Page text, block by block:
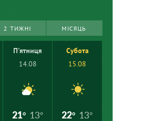
2 ТИЖНІ МІСЯЦЬ
П'ятниця
14.08
21° 13°
Субота
15.08
22° 13°